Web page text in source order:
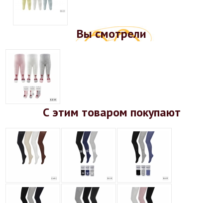
Вы смотрели
С этим товаром покупают